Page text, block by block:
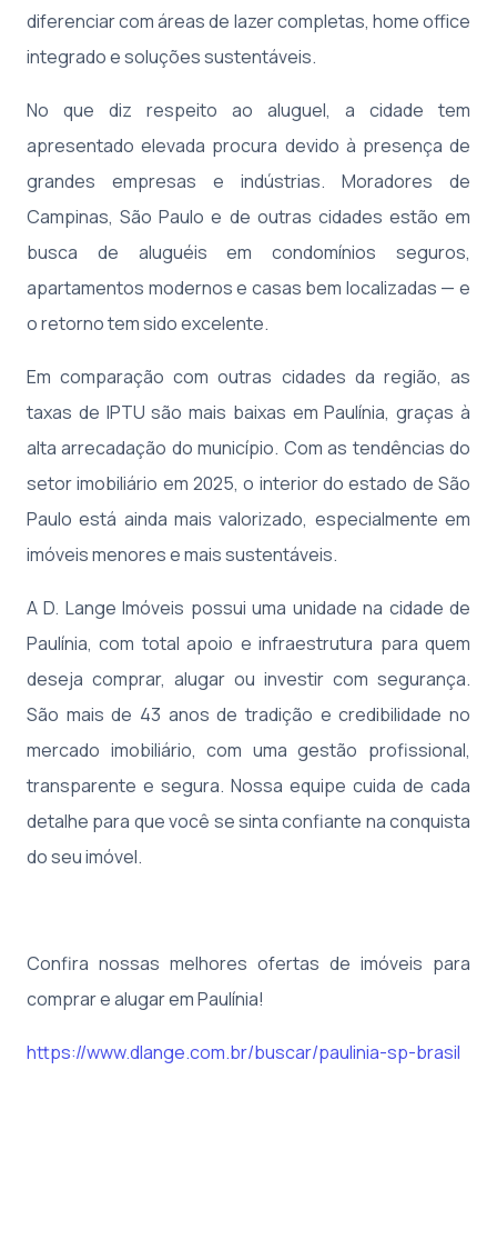
diferenciar com áreas de lazer completas, home office
integrado e soluções sustentáveis.
No que diz respeito ao aluguel, a cidade tem
apresentado elevada procura devido à presença de
grandes empresas e indústrias. Moradores de
Campinas, São Paulo e de outras cidades estão em
busca de aluguéis em condomínios seguros,
apartamentos modernos e casas bem localizadas — e
o retorno tem sido excelente.
Em comparação com outras cidades da região, as
taxas de IPTU são mais baixas em Paulínia, graças à
alta arrecadação do município. Com as tendências do
setor imobiliário em 2025, o interior do estado de São
Paulo está ainda mais valorizado, especialmente em
imóveis menores e mais sustentáveis.
A D. Lange Imóveis possui uma unidade na cidade de
Paulínia, com total apoio e infraestrutura para quem
deseja comprar, alugar ou investir com segurança.
São mais de 43 anos de tradição e credibilidade no
mercado imobiliário, com uma gestão profissional,
transparente e segura. Nossa equipe cuida de cada
detalhe para que você se sinta confiante na conquista
do seu imóvel.
Confira nossas melhores ofertas de imóveis para
comprar e alugar em Paulínia!
https://www.dlange.com.br/buscar/paulinia-sp-brasil